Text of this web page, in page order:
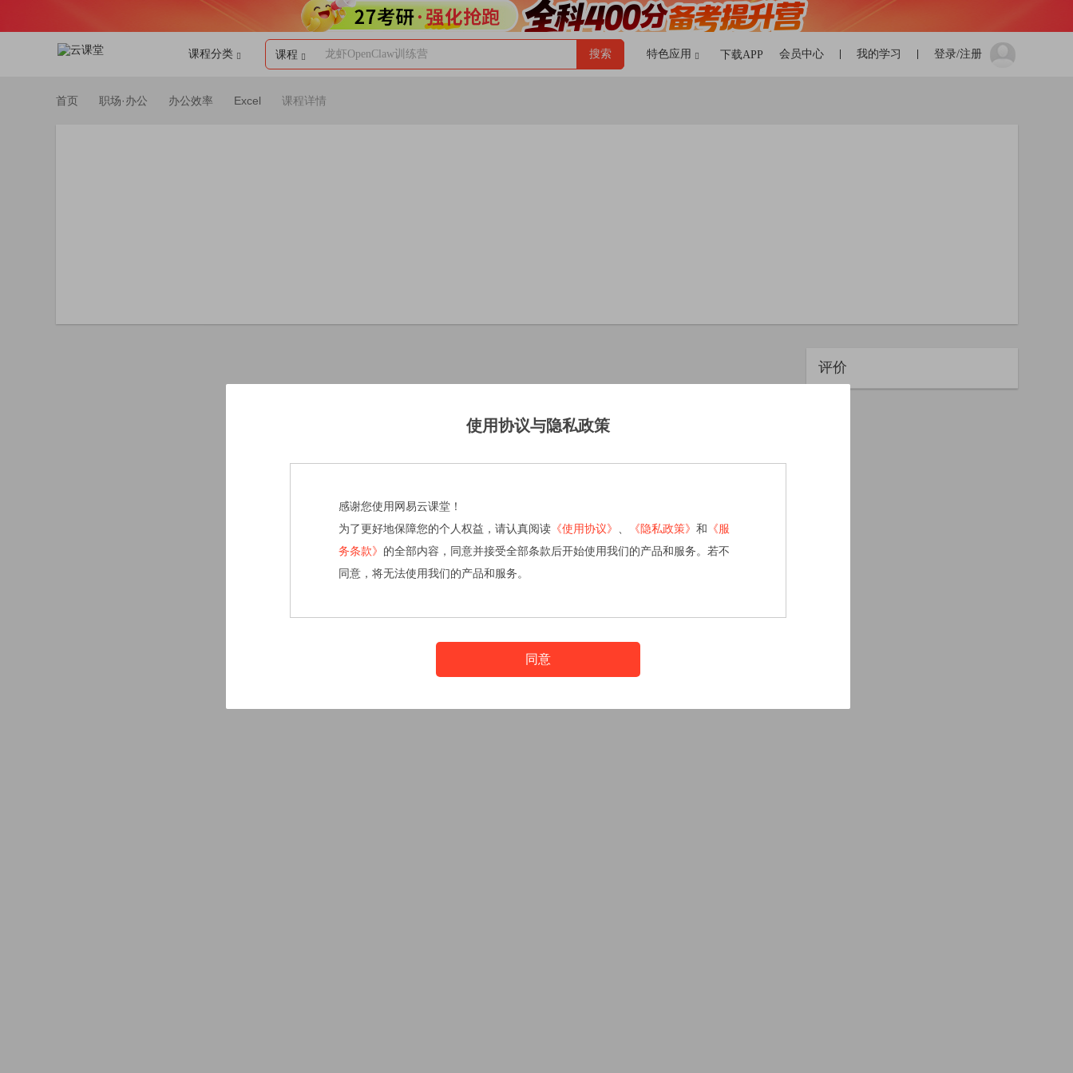
课程分类 课程 龙虾OpenClaw训练营 搜索 特色应用 下载APP 登录/注册
我的学习
会员中心
首页 职场·办公 办公效率 Excel 课程详情
评价
使用协议与隐私政策
感谢您使用网易云课堂！
为了更好地保障您的个人权益，请认真阅读 《使用协议》 《隐私政策》 和 《服
务条款》 的全部内容，同意并接受全部条款后开始使用我们的产品和服务。若不
同意，将无法使用我们的产品和服务。
同意